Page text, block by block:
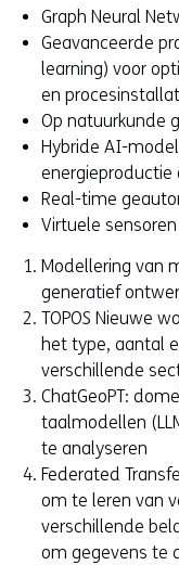
Graph Neural
Geavanceerde
learning) voor
en
Op natuurkunde
Hybride AI-
energieproductie
Real-time
Virtuele
Modellering van
generatief
TOPOS Nieuwe
het type, aantal
verschillende
ChatGeoPT:
taalmodellen
te analyseren
Federated
om te leren van
verschillende
om gegevens te